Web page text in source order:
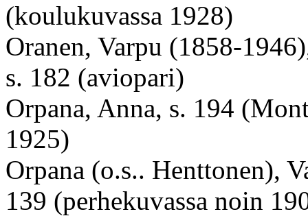
(koulukuvassa 1928)
Oranen, Varpu (1858-
s. 182 (aviopari)
Orpana, Anna, s. 194
1925)
Orpana (o.s.. Henttonen),
139 (perhekuvassa noin